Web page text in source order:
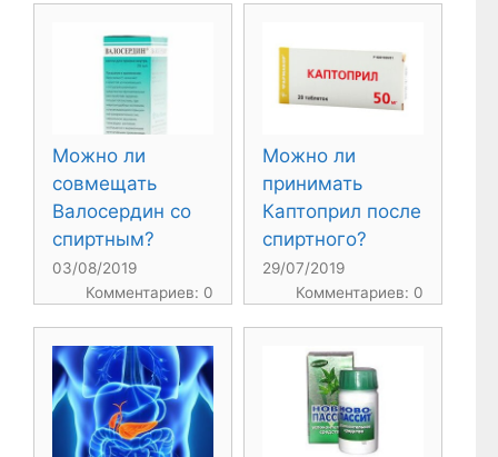
Можно ли
совмещать
Валосердин со
спиртным?
03/08/2019
Комментариев: 0
Можно ли
принимать
Каптоприл после
спиртного?
29/07/2019
Комментариев: 0